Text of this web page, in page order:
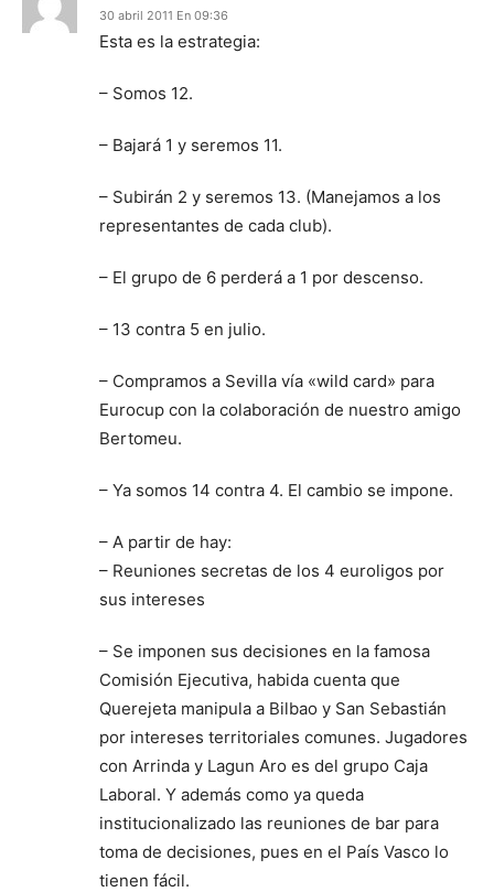
30 abril 2011 En 09:36
Esta es la estrategia:
– Somos 12.
– Bajará 1 y seremos 11.
– Subirán 2 y seremos 13. (Manejamos a los
representantes de cada club).
– El grupo de 6 perderá a 1 por descenso.
– 13 contra 5 en julio.
– Compramos a Sevilla vía «wild card» para
Eurocup con la colaboración de nuestro amigo
Bertomeu.
– Ya somos 14 contra 4. El cambio se impone.
– A partir de hay:
– Reuniones secretas de los 4 euroligos por
sus intereses
– Se imponen sus decisiones en la famosa
Comisión Ejecutiva, habida cuenta que
Querejeta manipula a Bilbao y San Sebastián
por intereses territoriales comunes. Jugadores
con Arrinda y Lagun Aro es del grupo Caja
Laboral. Y además como ya queda
institucionalizado las reuniones de bar para
toma de decisiones, pues en el País Vasco lo
tienen fácil.